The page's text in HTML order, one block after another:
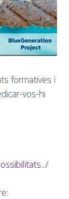
formatives i
vos-hi